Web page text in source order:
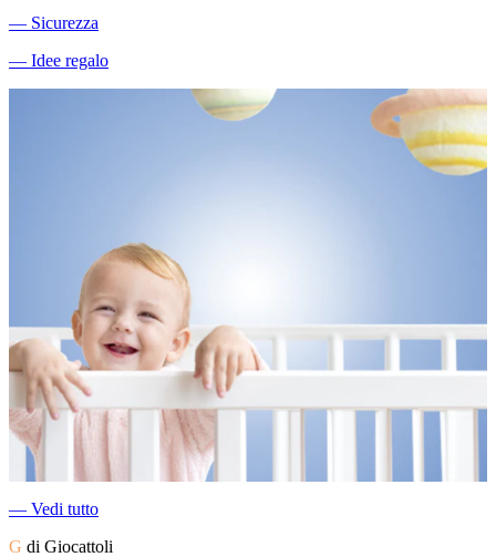
― Sicurezza
― Idee regalo
― Vedi tutto
G di Giocattoli